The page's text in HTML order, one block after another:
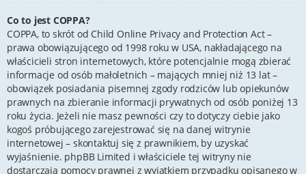
Co to jest COPPA?
COPPA, to skrót od Child Online Privacy and Protection Act –
prawa obowiązującego od 1998 roku w USA, nakładającego na
właścicieli stron internetowych, które potencjalnie mogą zbierać
informacje od osób małoletnich – mających mniej niż 13 lat –
obowiązek posiadania pisemnej zgody rodziców lub opiekunów
prawnych na zbieranie informacji prywatnych od osób poniżej 13
roku życia. Jeżeli nie masz pewności czy to dotyczy ciebie jako
kogoś próbującego zarejestrować się na danej witrynie
internetowej – skontaktuj się z prawnikiem, by uzyskać
wyjaśnienie. phpBB Limited i właściciele tej witryny nie
dostarczają pomocy prawnej z wyjątkiem przypadku opisanego w